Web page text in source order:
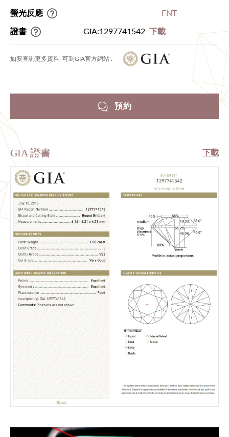
螢光反應 FNT
證書 GIA:1297741542 下載
如要查詢更多資料, 可到GIA官方網站 :
預約
GIA 證書 下載